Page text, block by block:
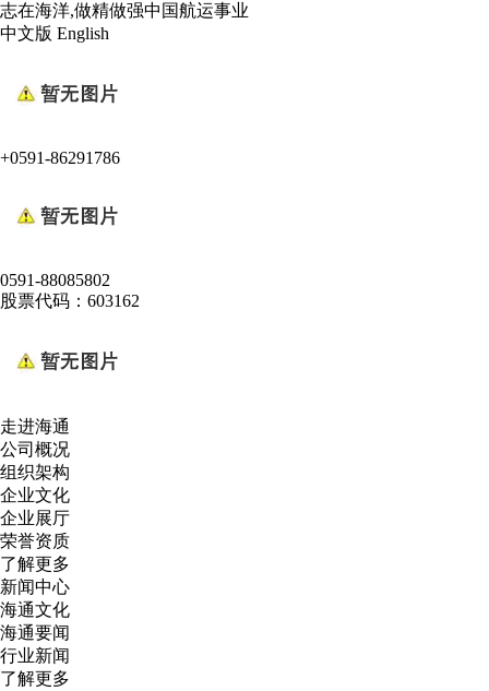
志在海洋,做精做强中国航运事业
中文版 English
+0591-86291786
0591-88085802
股票代码：603162
走进海通
公司概况
组织架构
企业文化
企业展厅
荣誉资质
了解更多
新闻中心
海通文化
海通要闻
行业新闻
了解更多